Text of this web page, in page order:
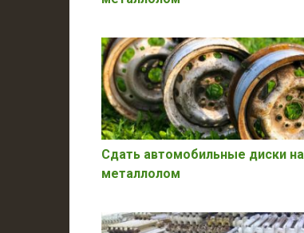
Сдать автомобильные диски на
металлолом